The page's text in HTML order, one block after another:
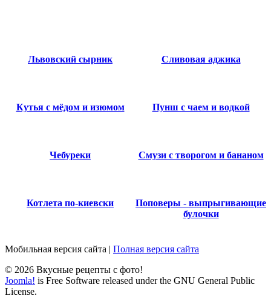
Львовский сырник Сливовая аджика
Кутья с мёдом и изюмом Пунш с чаем и водкой
Чебуреки Смузи с творогом и бананом
Котлета по-киевски
Поповеры - выпрыгивающие
булочки
Мобильная версия сайта | Полная версия сайта
© 2026 Вкусные рецепты с фото!
Joomla! is Free Software released under the GNU General Public
License.